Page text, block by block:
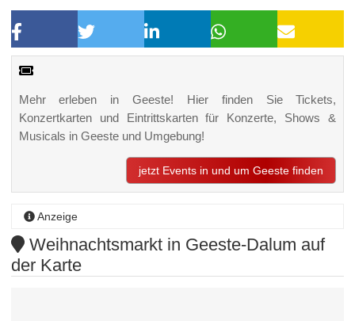
Mehr erleben in Geeste! Hier finden Sie Tickets,
Konzertkarten und Eintrittskarten für Konzerte, Shows &
Musicals in Geeste und Umgebung!
jetzt Events in und um Geeste finden
Anzeige
Weihnachtsmarkt in Geeste-Dalum auf
der Karte